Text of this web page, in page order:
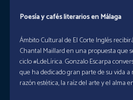
Poesía y cafés literarios en Málaga
Ámbito Cultural de El Corte Inglés
Chantal Maillard en una propuesta que
ciclo #LdeLírica. Gonzalo Escarpa
que ha dedicado gran parte de su vida
razón estética, la raíz del arte y el alma